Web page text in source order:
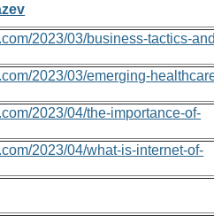
2023/03/business-tactics-
2023/03/emerging-
2023/04/the-importance-of-
2023/04/what-is-internet-of-